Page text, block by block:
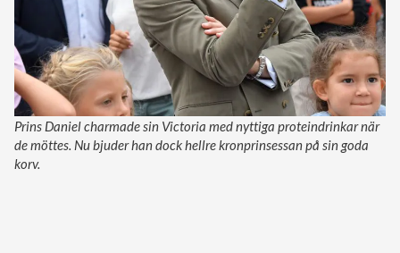
Prins Daniel charmade sin Victoria med nyttiga proteindrinkar när
de möttes. Nu bjuder han dock hellre kronprinsessan på sin goda
korv.